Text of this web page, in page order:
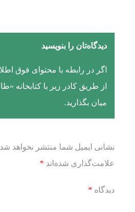
دیدگاه‌تان را بنویسید
اگر در رابطه با محتوای فوق
از طریق کادر زیر با کتابخانه
میان بگذارید.
نشانی ایمیل شما منتشر نخواهد
علامت‌گذاری شده‌اند *
دیدگاه *